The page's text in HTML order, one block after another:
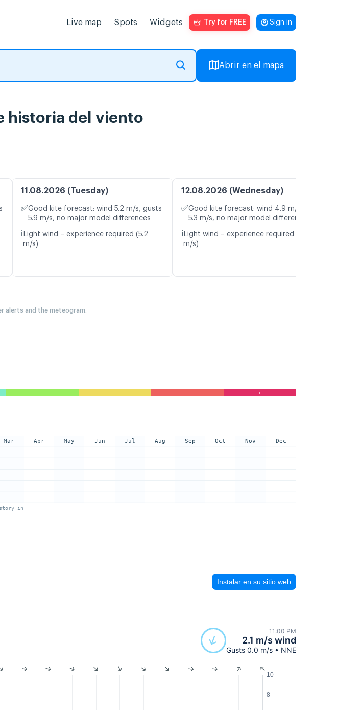
Live map Spots Widgets Try for FREE Sign in
Abrir en el mapa
historia del viento
11.08.2026 (Tuesday)
✅Good kite forecast: wind 5.2 m/s, gusts
5.9 m/s, no major model differences
ℹ️ Light wind – experience required (5.2
m/s)
12.08.2026 (Wednesday)
✅Good kite forecast: wind 4.9 m/s, gusts
5.3 m/s, no major model differences
ℹ️ Light wind – experience required (4.9
m/s)
alerts and the meteogram.
- - - +
Mar Apr May Jun Jul Aug Sep Oct Nov Dec
in
Instalar en su sitio web
11:00 PM
2.1 m/s wind
Gusts 0.0 m/s • NNE
8
10